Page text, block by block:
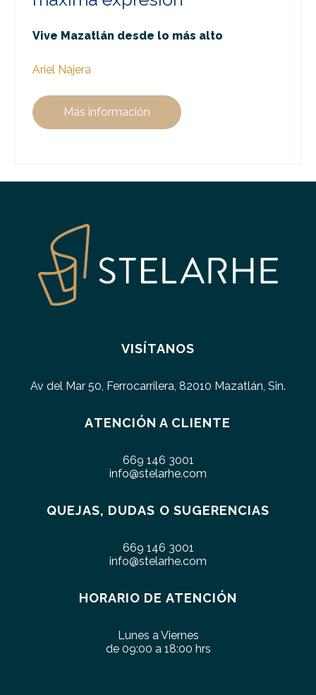
Vive Mazatlán desde lo más alto
Ariel Nájera
Más información
VISÍTANOS
Av del Mar 50, Ferrocarrilera, 82010 Mazatlán, Sin.
ATENCIÓN A CLIENTE
669 146 3001
info@stelarhe.com
QUEJAS, DUDAS O SUGERENCIAS
669 146 3001
info@stelarhe.com
HORARIO DE ATENCIÓN
Lunes a Viernes
de 09:00 a 18:00 hrs